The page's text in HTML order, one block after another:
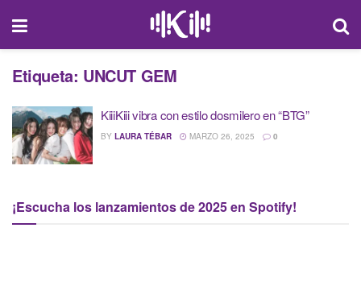
Etiqueta: UNCUT GEM
KiiiKiii vibra con estilo dosmilero en “BTG”
BY LAURA TÉBAR MARZO 26, 2025 0
¡Escucha los lanzamientos de 2025 en Spotify!